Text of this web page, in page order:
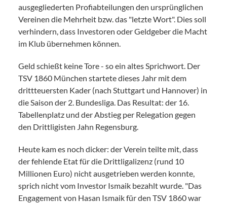
ausgegliederten Profiabteilungen den ursprünglichen
Vereinen die Mehrheit bzw. das "letzte Wort". Dies soll
verhindern, dass Investoren oder Geldgeber die Macht
im Klub übernehmen können.
Geld schießt keine Tore - so ein altes Sprichwort. Der
TSV 1860 München startete dieses Jahr mit dem
drittteuersten Kader (nach Stuttgart und Hannover) in
die Saison der 2. Bundesliga. Das Resultat: der 16.
Tabellenplatz und der Abstieg per Relegation gegen
den Drittligisten Jahn Regensburg.
Heute kam es noch dicker: der Verein teilte mit, dass
der fehlende Etat für die Drittligalizenz (rund 10
Millionen Euro) nicht ausgetrieben werden konnte,
sprich nicht vom Investor Ismaik bezahlt wurde. "Das
Engagement von Hasan Ismaik für den TSV 1860 war